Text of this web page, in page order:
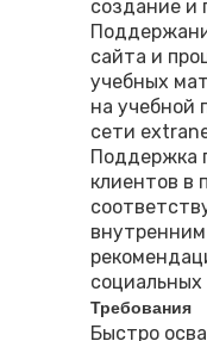
создание и
сайта и
учебных
на учебной
сети
Поддержка
клиентов в
социальных
Требования
Быстро